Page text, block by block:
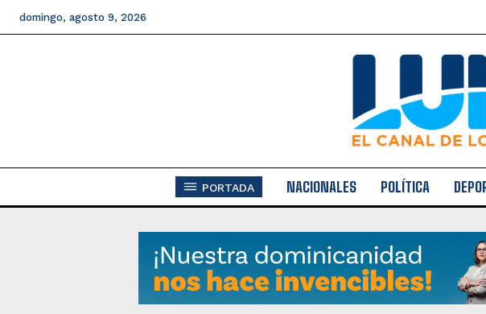
domingo, agosto 9, 2026
PORTADA NACIONALES POLÍTICA